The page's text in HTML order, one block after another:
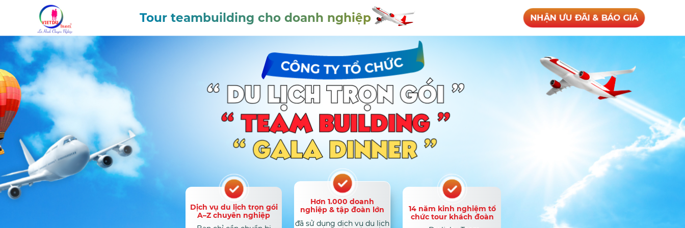
NHẬN ƯU ĐÃI & BÁO GIÁ
Tour teambuilding cho doanh nghiệp
Hơn 1.000 doanh
nghiệp & tập đoàn lớn
đã sử dụng dịch vụ du lịch
Dịch vụ du lịch trọn gói
A–Z chuyên nghiệp
14 năm kinh nghiệm tổ
chức tour khách đoàn